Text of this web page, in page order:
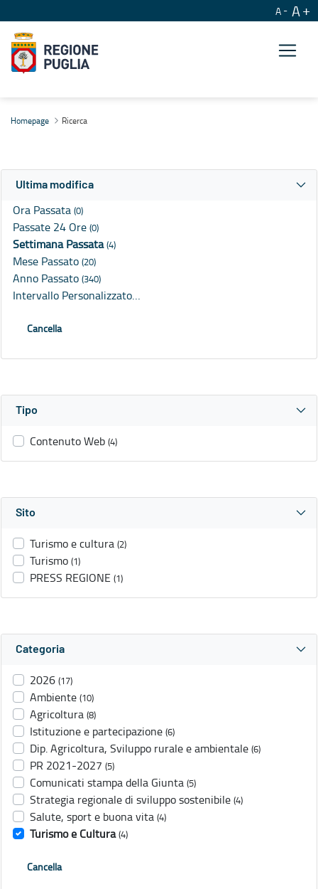
A A
Homepage Ricerca
Ultima modifica
Ora Passata (0)
Passate 24 Ore (0)
Settimana Passata(4)
Mese Passato (20)
Anno Passato (340)
Intervallo Personalizzato…
Cancella
Tipo
Contenuto Web (4)
Sito
Turismo e cultura (2)
Turismo (1)
PRESS REGIONE (1)
Categoria
2026 (17)
Ambiente (10)
Agricoltura (8)
Istituzione e partecipazione (6)
Dip. Agricoltura, Sviluppo rurale e ambientale (6)
PR 2021-2027 (5)
Comunicati stampa della Giunta (5)
Strategia regionale di sviluppo sostenibile (4)
Salute, sport e buona vita (4)
Turismo e Cultura (4)
Cancella